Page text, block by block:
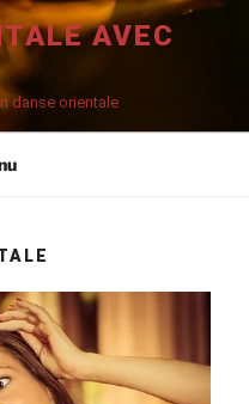
AVEC
danse orientale